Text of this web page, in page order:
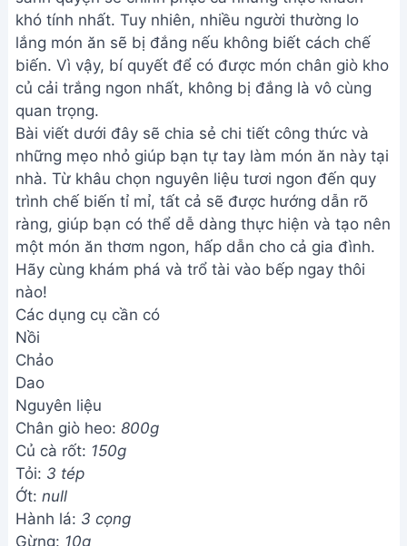
khó tính nhất. Tuy nhiên, nhiều người thường lo
lắng món ăn sẽ bị đắng nếu không biết cách chế
biến. Vì vậy, bí quyết để có được món chân giò kho
củ cải trắng ngon nhất, không bị đắng là vô cùng
quan trọng.
Bài viết dưới đây sẽ chia sẻ chi tiết công thức và
những mẹo nhỏ giúp bạn tự tay làm món ăn này tại
nhà. Từ khâu chọn nguyên liệu tươi ngon đến quy
trình chế biến tỉ mỉ, tất cả sẽ được hướng dẫn rõ
ràng, giúp bạn có thể dễ dàng thực hiện và tạo nên
một món ăn thơm ngon, hấp dẫn cho cả gia đình.
Hãy cùng khám phá và trổ tài vào bếp ngay thôi
nào!
Các dụng cụ cần có
Nồi
Chảo
Dao
Nguyên liệu
Chân giò heo: 800g
Củ cà rốt: 150g
Tỏi: 3 tép
Ớt: null
Hành lá: 3 cọng
Gừng: 10g